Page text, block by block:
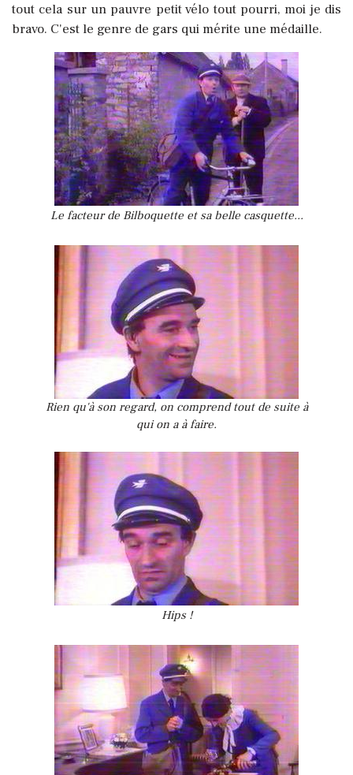
tout cela sur un pauvre petit vélo tout pourri, moi je dis
bravo. C'est le genre de gars qui mérite une médaille.
Le facteur de Bilboquette et sa belle casquette...
Rien qu'à son regard, on comprend tout de suite à
qui on a à faire.
Hips !